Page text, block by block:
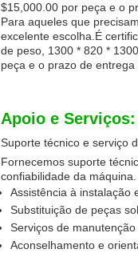
$15,000.00 por peça e o
Para aqueles que
excelente escolha.É
de peso, 1300 * 820 *
peça e o prazo de entrega
Apoio e Serviços:
Suporte técnico e serviço
Fornecemos suporte
confiabilidade da máquina.
Assistência à instalação
Substituição de peças
Serviços de
Aconselhamento e